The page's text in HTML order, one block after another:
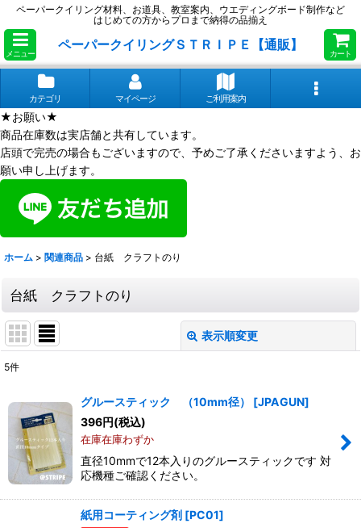
ペーパークイリング材料、お道具、教室案内、ウエディングボード制作など
はじめての方からプロまで納得の品揃え
メニュー
ペーパークイリングＳＴＲＩＰＥ【通販】
カート
カテゴリ マイページ ご利用案内
★お願い★
商品在庫数は実店舗と共有しています。
店頭で完売の場合もございますので、予めご了承くださいますよう、お
願い申し上げます。
ホーム > 関連商品 > 台紙 クラフトのり
台紙 クラフトのり
表示順変更
並び順:
絞り込む
5件
グルースティック （10mm径） [JPAGUN]
396円(税込)
在庫在庫わずか
直径10mmで12本入りのグルースティックです 対
応機種ご確認ください。
紙用コーティング剤 [PC01]